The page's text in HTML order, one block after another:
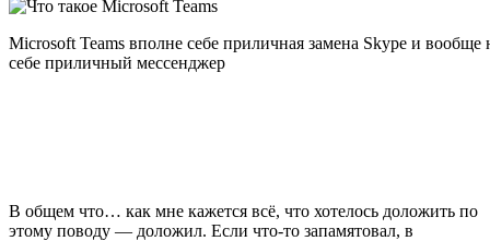
Microsoft Teams вполне себе приличная замена Skype и
себе приличный мессенджер
В общем что… как мне кажется всё, что хотелось доложить по
этому поводу — доложил. Если что-то запамятовал, в